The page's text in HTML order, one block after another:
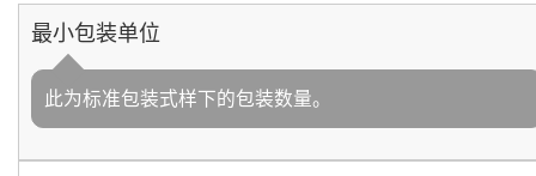
最小包装单位
此为标准包装式样下的包装数量。